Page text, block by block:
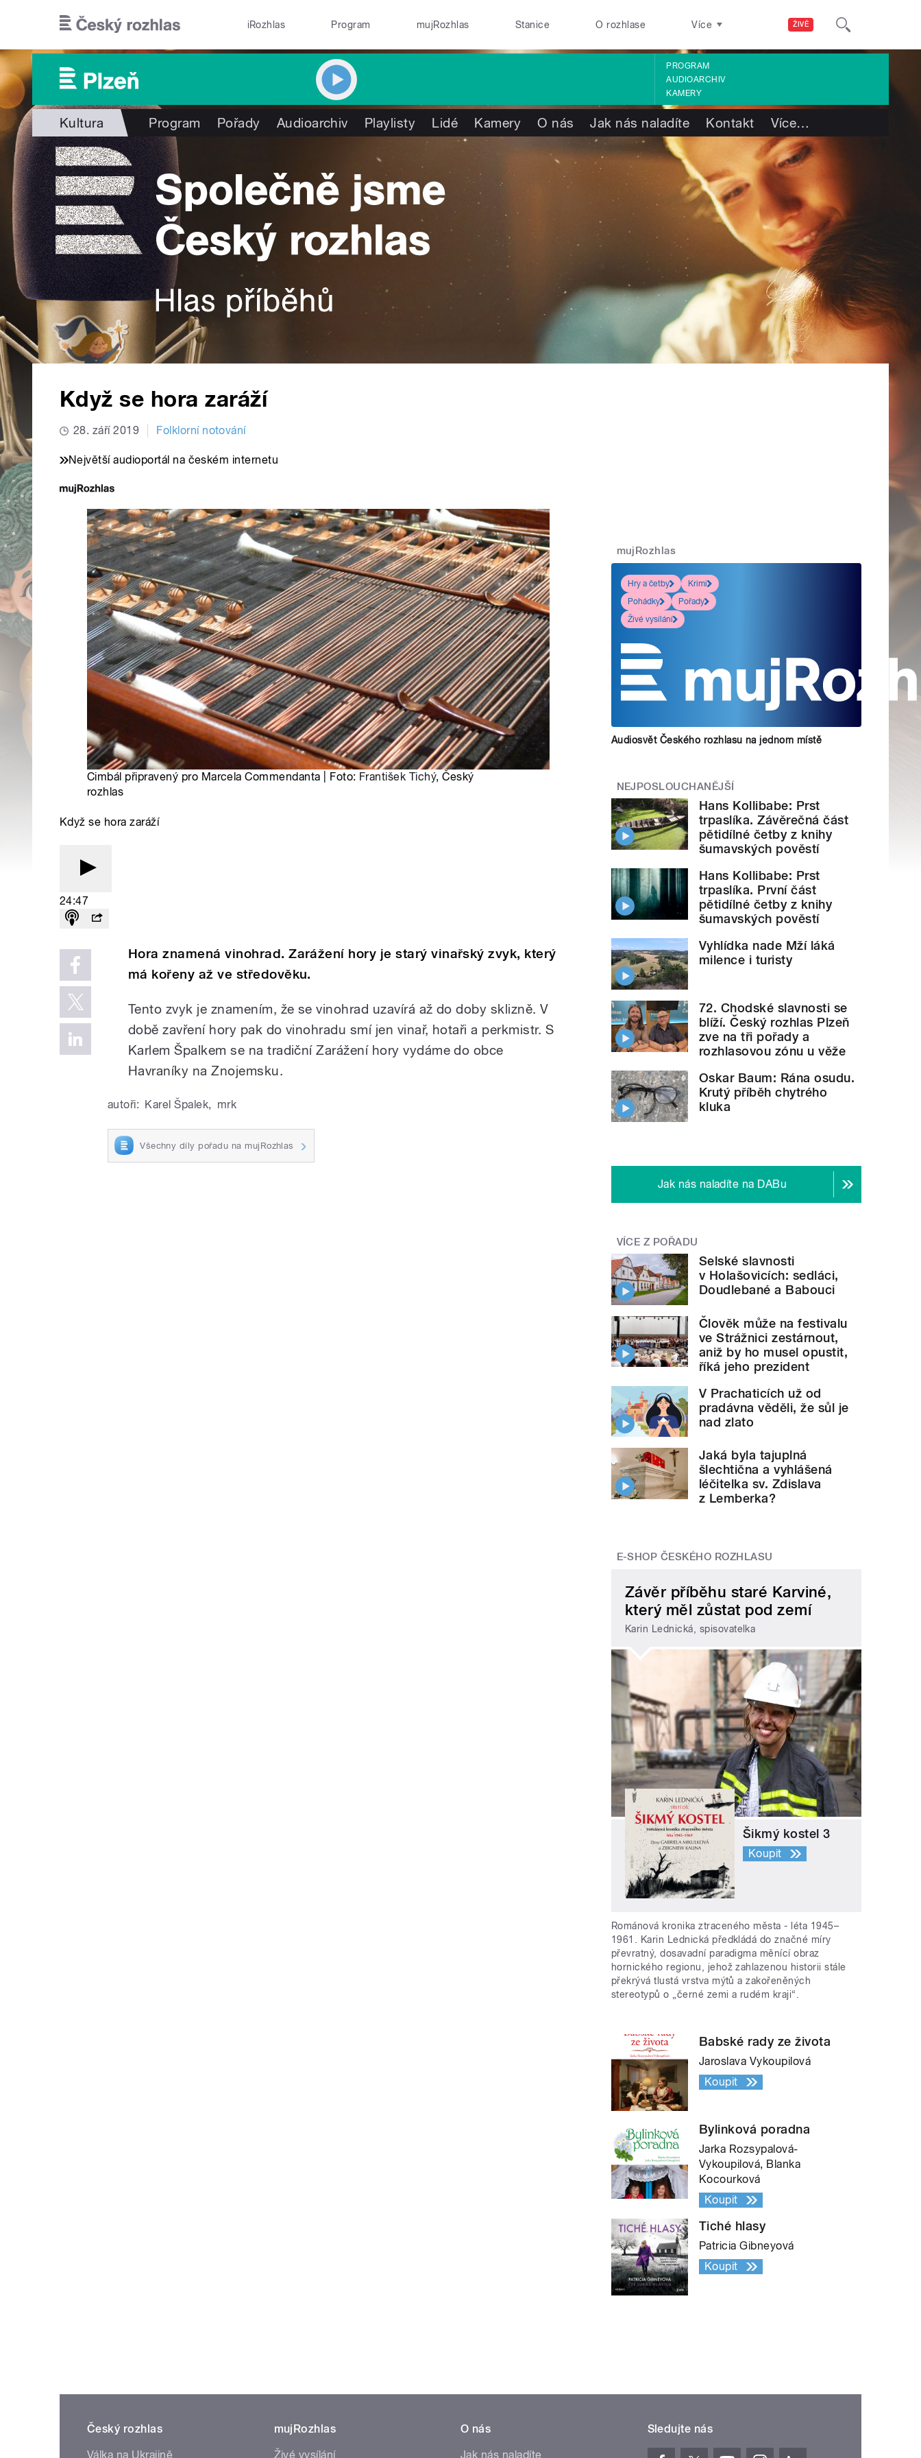
ŽIVĚ
iRozhlas Program mujRozhlas Stanice O rozhlase Více
PROGRAM
AUDIOARCHIV
KAMERY
Kultura Program Pořady Audioarchiv Playlisty Lidé Kamery O nás Jak nás naladíte Kontakt Více…
Když se hora zaráží
28. září 2019 Folklorní notování
Největší audioportál na českém internetu
Cimbál připravený pro Marcela Commendanta | Foto: František Tichý, Český
rozhlas
Když se hora zaráží
24:47
Hora znamená vinohrad. Zarážení hory je starý vinařský zvyk, který
má kořeny až ve středověku.
Tento zvyk je znamením, že se vinohrad uzavírá až do doby sklizně. V
době zavření hory pak do vinohradu smí jen vinař, hotaři a perkmistr. S
Karlem Špalkem se na tradiční Zarážení hory vydáme do obce
Havraníky na Znojemsku.
autoři: Karel Špalek, mrk
Všechny díly pořadu na mujRozhlas
mujRozhlas
Hry a četby
Krimi
Pohádky
Pořady
Živé vysílání
Audiosvět Českého rozhlasu na jednom místě
NEJPOSLOUCHANĚJŠÍ
Hans Kollibabe: Prst
trpaslíka. Závěrečná část
pětidílné četby z knihy
šumavských pověstí
Hans Kollibabe: Prst
trpaslíka. První část
pětidílné četby z knihy
šumavských pověstí
Vyhlídka nade Mží láká
milence i turisty
72. Chodské slavnosti se
blíží. Český rozhlas Plzeň
zve na tři pořady a
rozhlasovou zónu u věže
Oskar Baum: Rána osudu.
Krutý příběh chytrého
kluka
Jak nás naladíte na DABu
VÍCE Z POŘADU
Selské slavnosti
v Holašovicích: sedláci,
Doudlebané a Babouci
Člověk může na festivalu
ve Strážnici zestárnout,
aniž by ho musel opustit,
říká jeho prezident
V Prachaticích už od
pradávna věděli, že sůl je
nad zlato
Jaká byla tajuplná
šlechtična a vyhlášená
léčitelka sv. Zdislava
z Lemberka?
E-SHOP ČESKÉHO ROZHLASU
Závěr příběhu staré Karviné,
který měl zůstat pod zemí
Karin Lednická, spisovatelka
Šikmý kostel 3
Koupit
Románová kronika ztraceného města - léta 1945–
1961. Karin Lednická předkládá do značné míry
převratný, dosavadní paradigma měnící obraz
hornického regionu, jehož zahlazenou historii stále
překrývá tlustá vrstva mýtů a zakořeněných
stereotypů o „černé zemi a rudém kraji“.
Babské rady ze života
Jaroslava Vykoupilová
Koupit
Bylinková poradna
Jarka Rozsypalová-
Vykoupilová, Blanka
Kocourková
Koupit
Tiché hlasy
Patricia Gibneyová
Koupit
Český rozhlas
Válka na Ukrajině
mujRozhlas
Živé vysílání
O nás
Jak nás naladíte
Sledujte nás